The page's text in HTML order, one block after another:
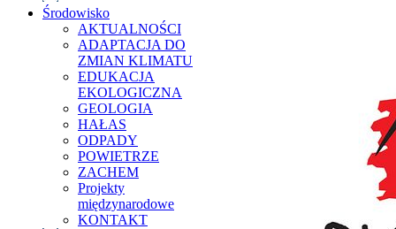
Środowisko
AKTUALNOŚCI
ADAPTACJA DO
ZMIAN KLIMATU
EDUKACJA
EKOLOGICZNA
GEOLOGIA
HAŁAS
ODPADY
POWIETRZE
ZACHEM
Projekty
międzynarodowe
KONTAKT